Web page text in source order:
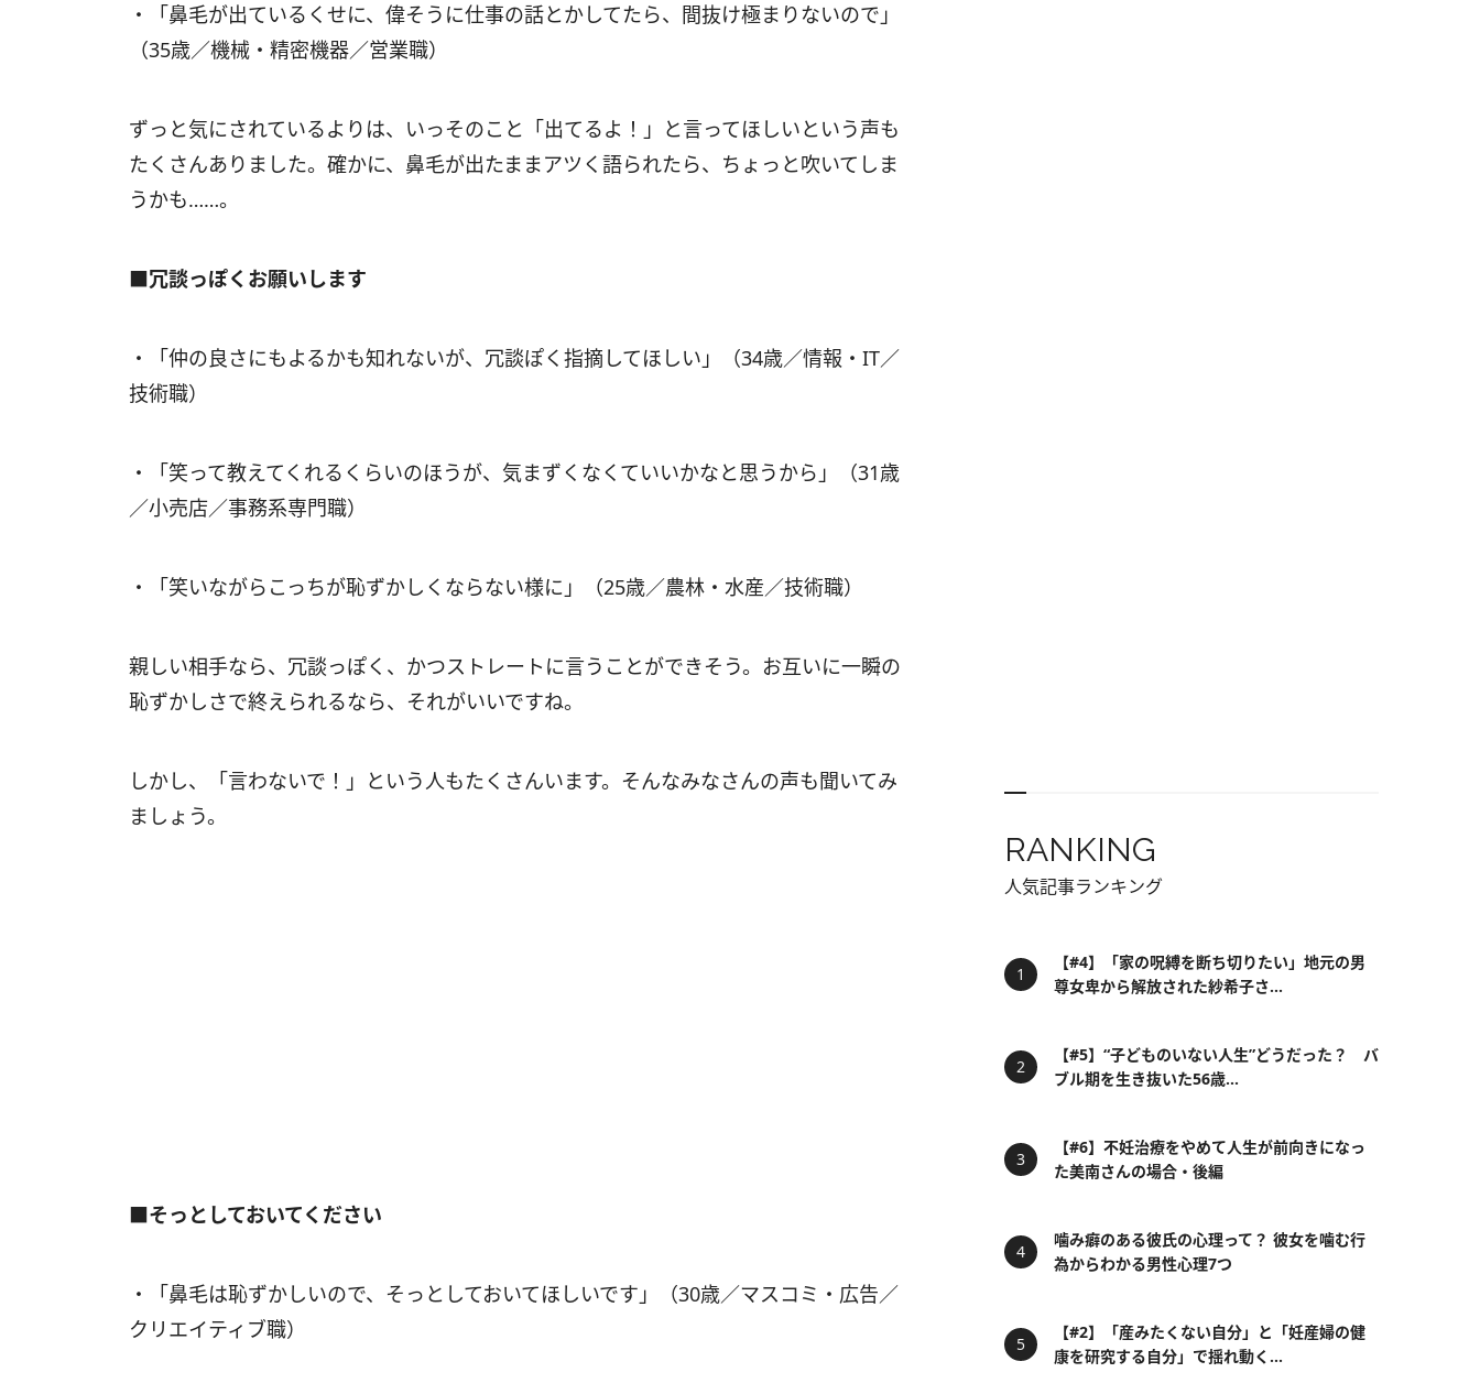
・「鼻毛が出ているくせに、偉そうに仕事の話とかしてたら、間抜け極まりないので」
（35歳／機械・精密機器／営業職）
ずっと気にされているよりは、いっそのこと「出てるよ！」と言ってほしいという声も
たくさんありました。確かに、鼻毛が出たままアツく語られたら、ちょっと吹いてしま
うかも……。
■冗談っぽくお願いします
・「仲の良さにもよるかも知れないが、冗談ぽく指摘してほしい」（34歳／情報・IT／
技術職）
・「笑って教えてくれるくらいのほうが、気まずくなくていいかなと思うから」（31歳
／小売店／事務系専門職）
・「笑いながらこっちが恥ずかしくならない様に」（25歳／農林・水産／技術職）
親しい相手なら、冗談っぽく、かつストレートに言うことができそう。お互いに一瞬の
恥ずかしさで終えられるなら、それがいいですね。
しかし、「言わないで！」という人もたくさんいます。そんなみなさんの声も聞いてみ
ましょう。
■そっとしておいてください
・「鼻毛は恥ずかしいので、そっとしておいてほしいです」（30歳／マスコミ・広告／
クリエイティブ職）
RANKING
人気記事ランキング
【#4】「家の呪縛を断ち切りたい」地元の男
尊女卑から解放された紗希子さ...
【#5】“子どものいない人生”どうだった？ バ
ブル期を生き抜いた56歳...
【#6】不妊治療をやめて人生が前向きになっ
た美南さんの場合・後編
噛み癖のある彼氏の心理って？ 彼女を噛む行
為からわかる男性心理7つ
【#2】「産みたくない自分」と「妊産婦の健
康を研究する自分」で揺れ動く...